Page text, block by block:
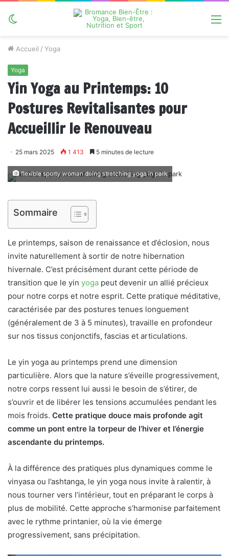
Accueil / Yoga
Yoga
Yin Yoga au Printemps: 10
Postures Revitalisantes pour
Accueillir le Renouveau
25 mars 2025 1 413 5 minutes de lecture
flexible sporty woman doing stretching yoga in park
Sommaire
Le printemps, saison de renaissance et d’éclosion, nous
invite naturellement à sortir de notre hibernation
hivernale. C’est précisément durant cette période de
transition que le yin yoga peut devenir un allié précieux
pour notre corps et notre esprit. Cette pratique méditative,
caractérisée par des postures tenues longuement
(généralement de 3 à 5 minutes), travaille en profondeur
sur nos tissus conjonctifs, fascias et articulations.
Le yin yoga au printemps prend une dimension
particulière. Alors que la nature s’éveille progressivement,
notre corps ressent lui aussi le besoin de s’étirer, de
s’ouvrir et de libérer les tensions accumulées pendant les
mois froids. Cette pratique douce mais profonde agit
comme un pont entre la torpeur de l’hiver et l’énergie
ascendante du printemps.
À la différence des pratiques plus dynamiques comme le
vinyasa ou l’ashtanga, le yin yoga nous invite à ralentir, à
nous tourner vers l’intérieur, tout en préparant le corps à
plus de mobilité. Cette approche s’harmonise parfaitement
avec le rythme printanier, où la vie émerge
progressivement, sans précipitation.